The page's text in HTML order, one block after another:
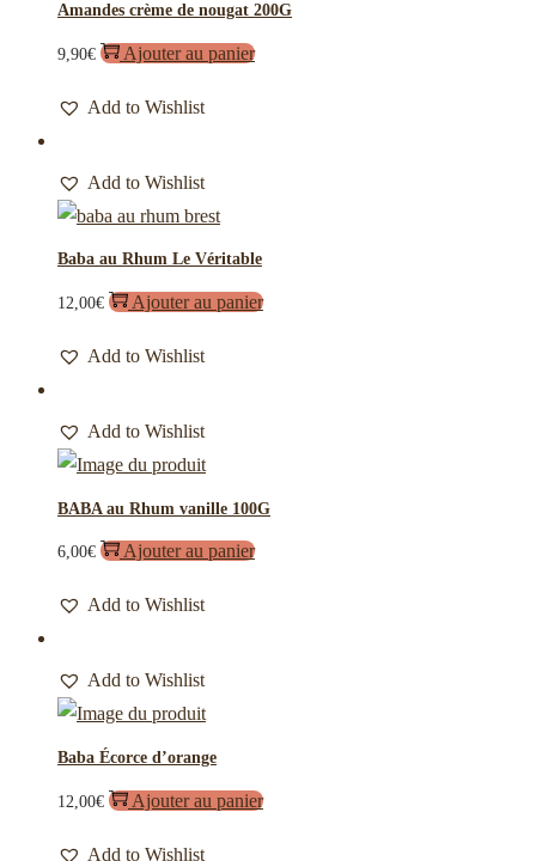
Amandes crème de nougat 200G
9,90€ Ajouter au panier
Add to Wishlist
Add to Wishlist
Baba au Rhum Le Véritable
12,00€ Ajouter au panier
Add to Wishlist
Add to Wishlist
BABA au Rhum vanille 100G
6,00€ Ajouter au panier
Add to Wishlist
Add to Wishlist
Baba Écorce d’orange
12,00€ Ajouter au panier
Add to Wishlist